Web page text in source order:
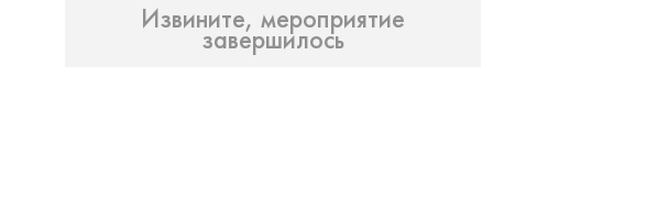
Извините, мероприятие
завершилось